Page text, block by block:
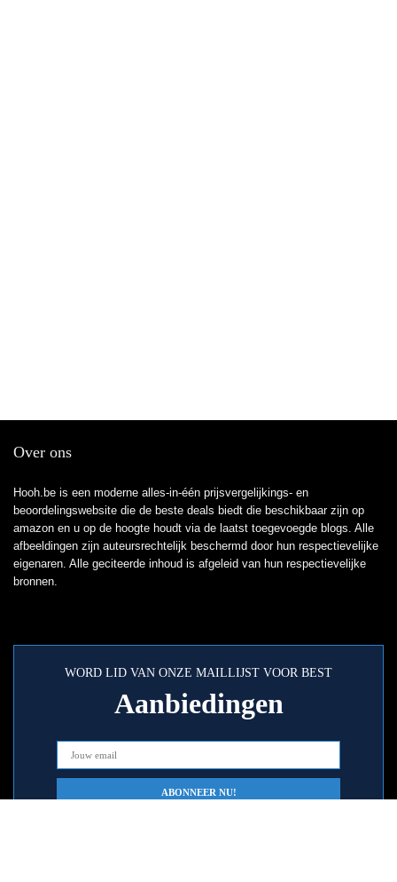
Over ons
Hooh.be is een moderne alles-in-één prijsvergelijkings- en
beoordelingswebsite die de beste deals biedt die beschikbaar zijn op
amazon en u op de hoogte houdt via de laatst toegevoegde blogs. Alle
afbeeldingen zijn auteursrechtelijk beschermd door hun respectievelijke
eigenaren. Alle geciteerde inhoud is afgeleid van hun respectievelijke
bronnen.
WORD LID VAN ONZE MAILLIJST VOOR BEST
Aanbiedingen